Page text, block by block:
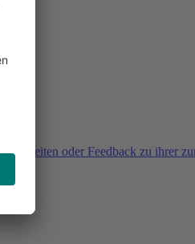
oder Feedback zu ihrer